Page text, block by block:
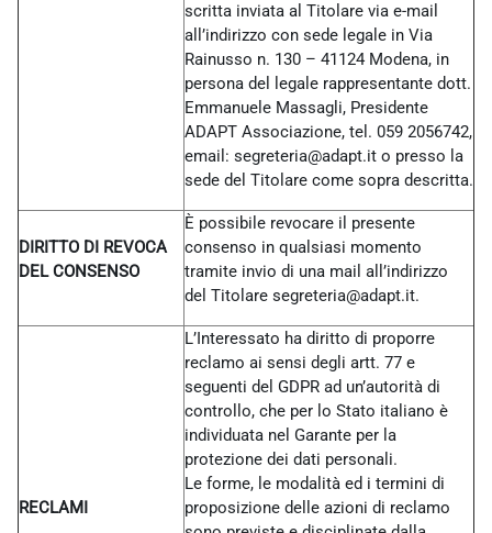
scritta inviata al Titolare via e-mail
all’indirizzo con sede legale in Via
Rainusso n. 130 – 41124 Modena, in
persona del legale rappresentante dott.
Emmanuele Massagli, Presidente
ADAPT Associazione, tel. 059 2056742,
email: segreteria@adapt.it o presso la
sede del Titolare come sopra descritta.
DIRITTO DI REVOCA
DEL CONSENSO
È possibile revocare il presente
consenso in qualsiasi momento
tramite invio di una mail all’indirizzo
del Titolare segreteria@adapt.it.
RECLAMI
L’Interessato ha diritto di proporre
reclamo ai sensi degli artt. 77 e
seguenti del GDPR ad un’autorità di
controllo, che per lo Stato italiano è
individuata nel Garante per la
protezione dei dati personali.
Le forme, le modalità ed i termini di
proposizione delle azioni di reclamo